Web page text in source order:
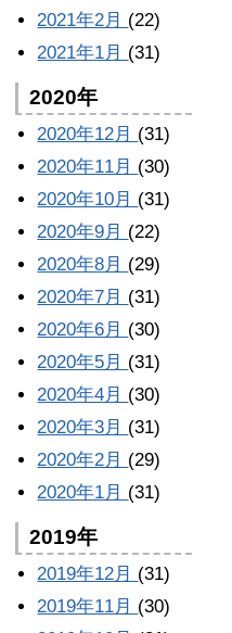
2021年2月 (22)
2021年1月 (31)
2020年
2020年12月 (31)
2020年11月 (30)
2020年10月 (31)
2020年9月 (22)
2020年8月 (29)
2020年7月 (31)
2020年6月 (30)
2020年5月 (31)
2020年4月 (30)
2020年3月 (31)
2020年2月 (29)
2020年1月 (31)
2019年
2019年12月 (31)
2019年11月 (30)